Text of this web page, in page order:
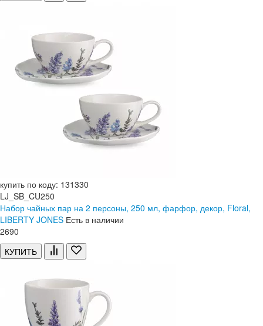
купить по коду: 131330
LJ_SB_CU250
Набор чайных пар на 2 персоны, 250 мл, фарфор, декор, Floral,
LIBERTY JONES Есть в наличии
2690
КУПИТЬ